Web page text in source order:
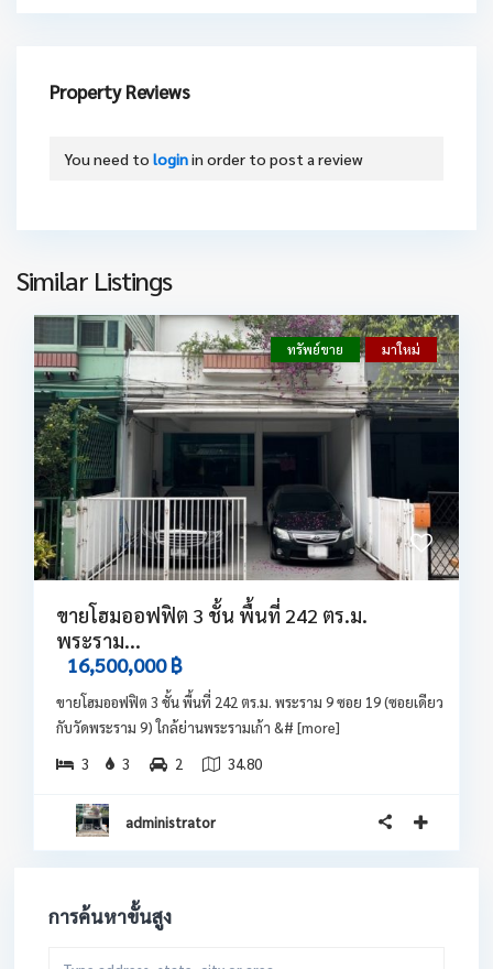
Property Reviews
You need to loginin order to post a review
Similar Listings
ทรัพย์ขาย มาใหม่
ขายโฮมออฟฟิต 3 ชั้น พื้นที่ 242 ตร.ม.
พระราม...
16,500,000 ฿
ขายโฮมออฟฟิต 3 ชั้น พื้นที่ 242 ตร.ม. พระราม 9 ซอย 19 (ซอยเดียว
กับวัดพระราม 9) ใกล้ย่านพระรามเก้า &# [more]
3
3 2 34.80
administrator
การค้นหาขั้นสูง